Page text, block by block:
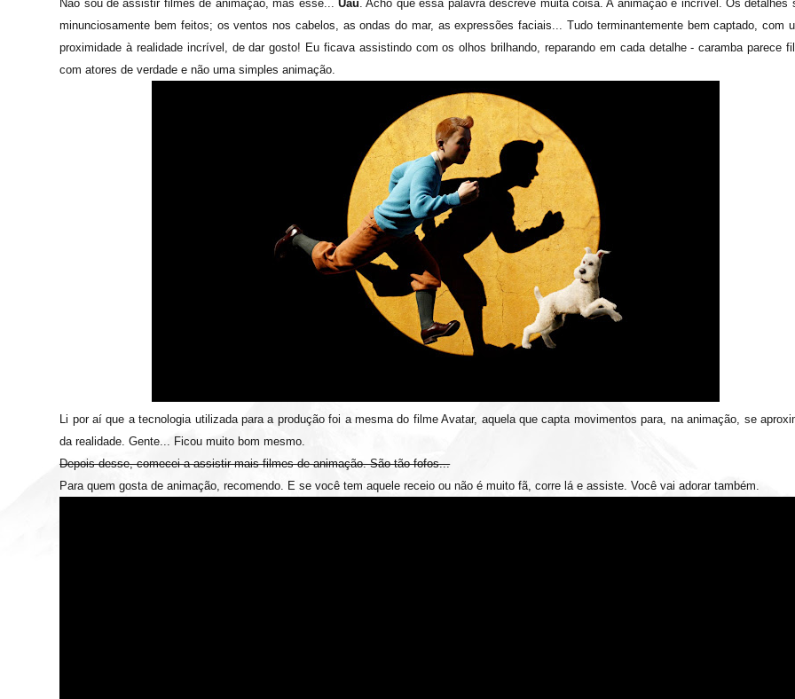
Não sou de assistir filmes de animação, mas esse... Uau . Acho que essa palavra descreve muita coisa. A animação é incrível. Os detalhes
minunciosamente bem feitos; os ventos nos cabelos, as ondas do mar, as expressões faciais... Tudo terminantemente bem captado, com
proximidade à realidade incrível, de dar gosto! Eu ficava assistindo com os olhos brilhando, reparando em cada detalhe - caramba parece
com atores de verdade e não uma simples animação.
Li por aí que a tecnologia utilizada para a produção foi a mesma do filme Avatar, aquela que capta movimentos para, na animação, se
da realidade. Gente... Ficou muito bom mesmo.
Depois desse, comecei a assistir mais filmes de animação. São tão fofos...
Para quem gosta de animação, recomendo. E se você tem aquele receio ou não é muito fã, corre lá e assiste. Você vai adorar também.